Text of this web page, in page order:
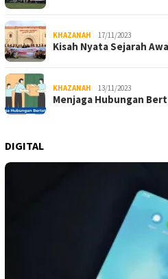
KHAZANAH 17/11/2023
Kisah Nyata Sejarah
KHAZANAH 13/11/2023
Menjaga Hubungan
DIGITAL